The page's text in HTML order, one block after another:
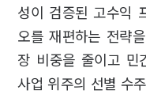
성이 검증된 고수익
오를 재편하는 전략
장 비중을 줄이고 민
사업 위주의 선별 수